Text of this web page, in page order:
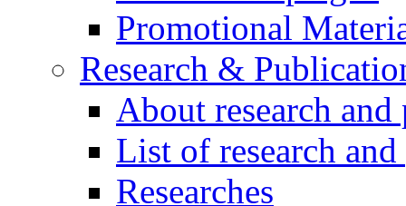
Promotional
Research &
About research
List of research
Researches